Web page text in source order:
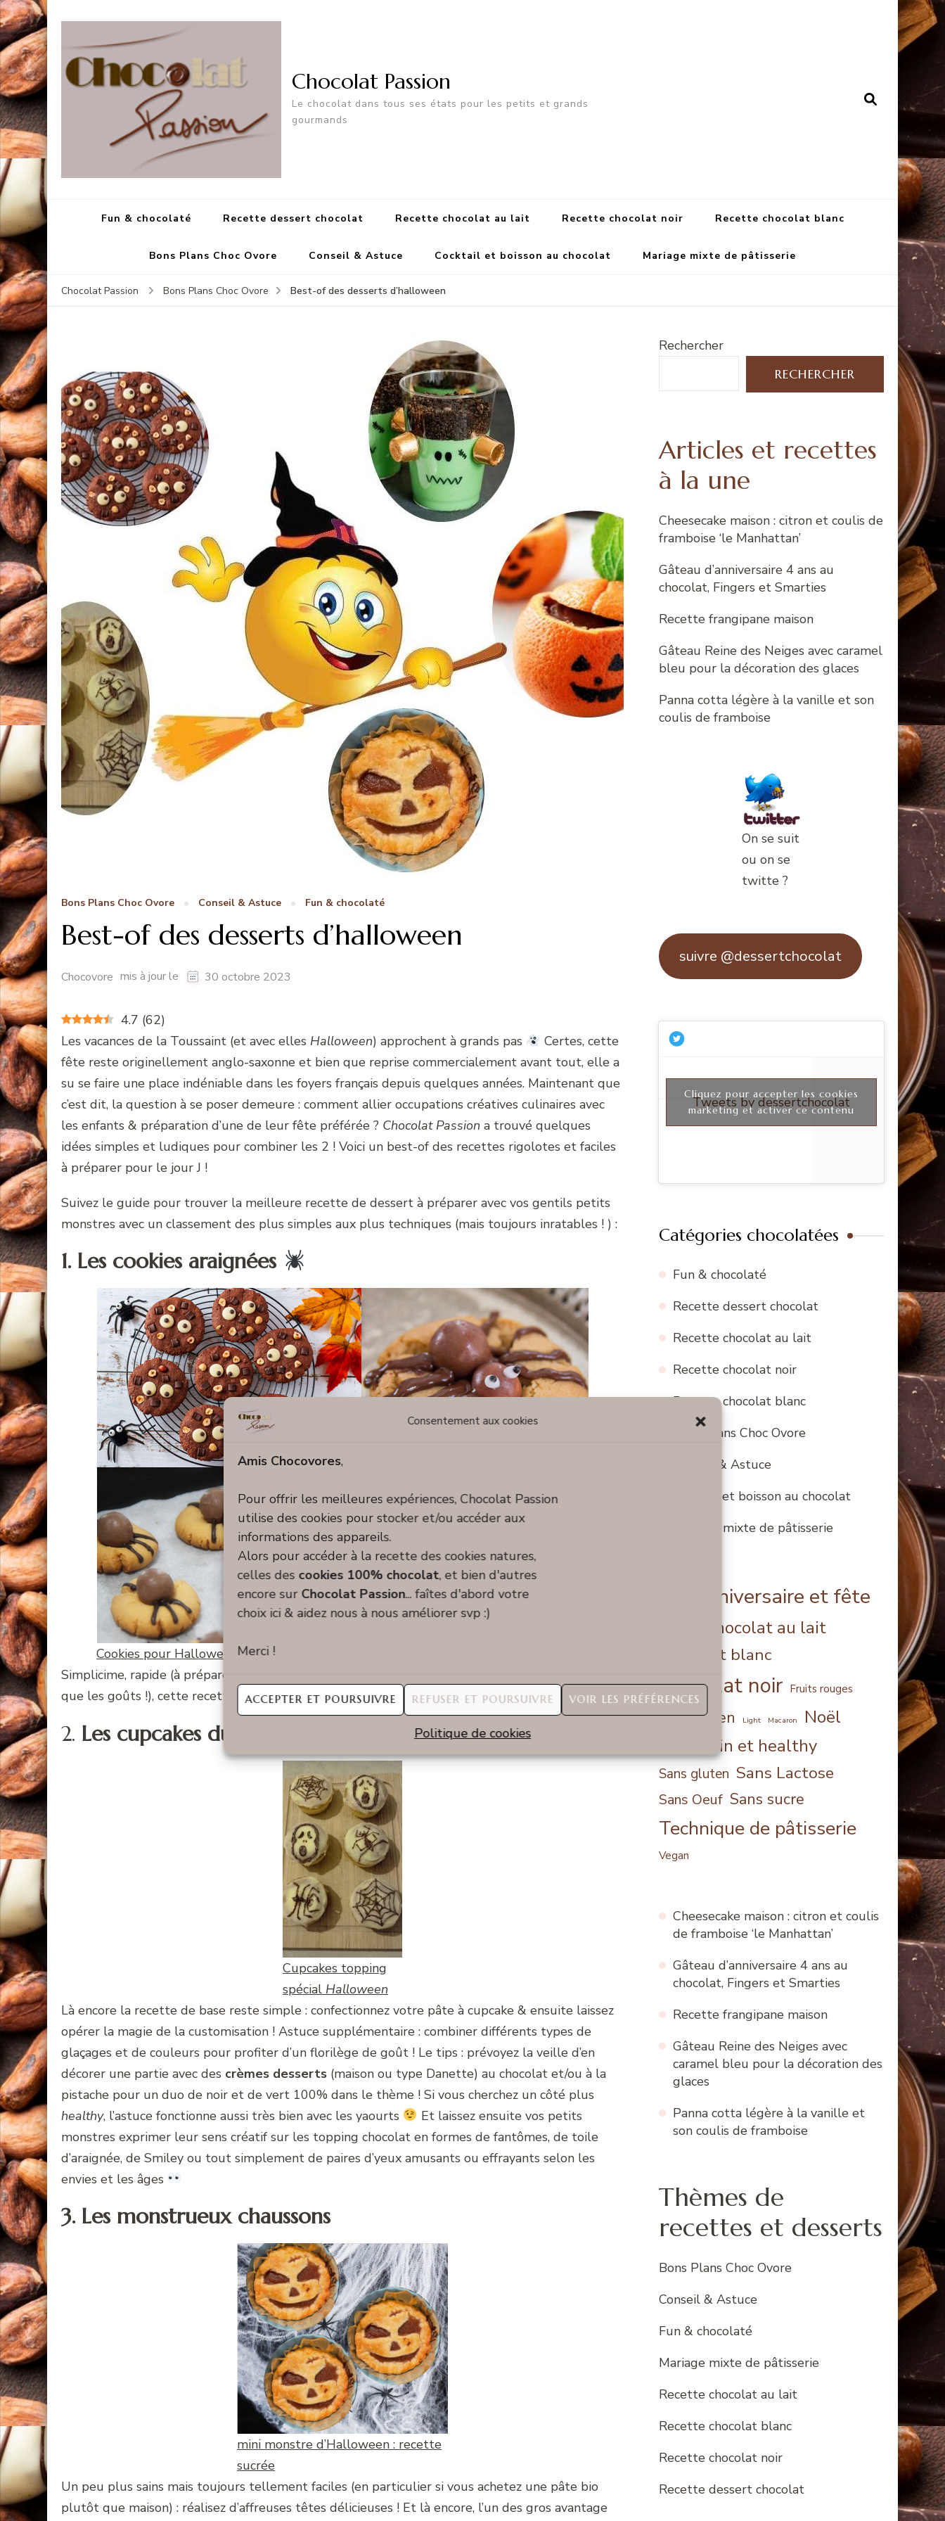
Consentement aux cookies
Amis Chocovores,
Pour offrir les meilleures expériences, Chocolat Passion
utilise des cookies pour stocker et/ou accéder aux
informations des appareils.
Alors pour accéder à la recette des cookies natures,
celles des cookies 100% chocolat, et bien d'autres
encore sur Chocolat Passion... faîtes d'abord votre
choix ici & aidez nous à nous améliorer svp :)
Merci !
ACCEPTER ET POURSUIVRE REFUSER ET POURSUIVRE VOIR LES PRÉFÉRENCES
Politique de cookies
Chocolat Passion
Le chocolat dans tous ses états pour les petits et grands
gourmands
Fun & chocolaté Recette dessert chocolat Recette chocolat au lait Recette chocolat noir Recette chocolat blanc
Bons Plans Choc Ovore Conseil & Astuce Cocktail et boisson au chocolat Mariage mixte de pâtisserie
Chocolat Passion Bons Plans Choc Ovore Best-of des desserts d’halloween
Bons Plans Choc Ovore Conseil & Astuce Fun & chocolaté
Best-of des desserts d’halloween
Chocovore mis à jour le 30 octobre 2023
4.7 (62)
Les vacances de la Toussaint (et avec elles Halloween) approchent à grands pas
Certes, cette
fête reste originellement anglo-saxonne et bien que reprise commercialement avant tout, elle a
su se faire une place indéniable dans les foyers français depuis quelques années. Maintenant que
c’est dit, la question à se poser demeure : comment allier occupations créatives culinaires avec
les enfants & préparation d’une de leur fête préférée ? Chocolat Passion a trouvé quelques
idées simples et ludiques pour combiner les 2 ! Voici un best-of des recettes rigolotes et faciles
à préparer pour le jour J !
Suivez le guide pour trouver la meilleure recette de dessert à préparer avec vos gentils petits
monstres avec un classement des plus simples aux plus techniques (mais toujours inratables ! ) :
1. Les cookies araignées
Cookies pour Halloween
Simplicime, rapide (à préparer et à cuire !), ludique et personnable à souhait (tant sur le visuel
que les goûts !), cette recette devrait séduire tant les petits que les grands pâtissiers !
2. Les cupcakes du 31 octobre
Cupcakes topping
spécial Halloween
Là encore la recette de base reste simple : confectionnez votre pâte à cupcake & ensuite laissez
opérer la magie de la customisation ! Astuce supplémentaire : combiner différents types de
glaçages et de couleurs pour profiter d’un florilège de goût ! Le tips : prévoyez la veille d’en
décorer une partie avec des crèmes desserts (maison ou type Danette) au chocolat et/ou à la
pistache pour un duo de noir et de vert 100% dans le thème ! Si vous cherchez un côté plus
healthy, l’astuce fonctionne aussi très bien avec les yaourts
Et laissez ensuite vos petits
monstres exprimer leur sens créatif sur les topping chocolat en formes de fantômes, de toile
d’araignée, de Smiley ou tout simplement de paires d’yeux amusants ou effrayants selon les
envies et les âges
3. Les monstrueux chaussons
mini monstre d’Halloween : recette
sucrée
Un peu plus sains mais toujours tellement faciles (en particulier si vous achetez une pâte bio
plutôt que maison) : réalisez d’affreuses têtes délicieuses ! Et là encore, l’un des gros avantage
Rechercher
RECHERCHER
Articles et recettes
à la une
Cheesecake maison : citron et coulis de
framboise ‘le Manhattan’
Gâteau d’anniversaire 4 ans au
chocolat, Fingers et Smarties
Recette frangipane maison
Gâteau Reine des Neiges avec caramel
bleu pour la décoration des glaces
Panna cotta légère à la vanille et son
coulis de framboise
On se suit
ou on se
twitte ?
suivre @dessertchocolat
Tweets by dessertchocolat
Cliquez pour accepter les cookies
marketing et activer ce contenu
Catégories chocolatées
Fun & chocolaté
Recette dessert chocolat
Recette chocolat au lait
Recette chocolat noir
Recette chocolat blanc
Bons Plans Choc Ovore
Conseil & Astuce
Cocktail et boisson au chocolat
Mariage mixte de pâtisserie
Anniversaire et fête
Chocolat au lait
Chocolat blanc
Chocolat noir Fruits rouges
Halloween Light Macaron Noël
Sain et healthy
Sans gluten Sans Lactose
Sans Oeuf Sans sucre
Technique de pâtisserie
Vegan
Cheesecake maison : citron et coulis
de framboise ‘le Manhattan’
Gâteau d’anniversaire 4 ans au
chocolat, Fingers et Smarties
Recette frangipane maison
Gâteau Reine des Neiges avec
caramel bleu pour la décoration des
glaces
Panna cotta légère à la vanille et
son coulis de framboise
Thèmes de
recettes et desserts
Bons Plans Choc Ovore
Conseil & Astuce
Fun & chocolaté
Mariage mixte de pâtisserie
Recette chocolat au lait
Recette chocolat blanc
Recette chocolat noir
Recette dessert chocolat